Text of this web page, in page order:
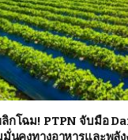
ลิกโฉม! PTPN จับมือ
มั่นคงทางอาหารและพลั